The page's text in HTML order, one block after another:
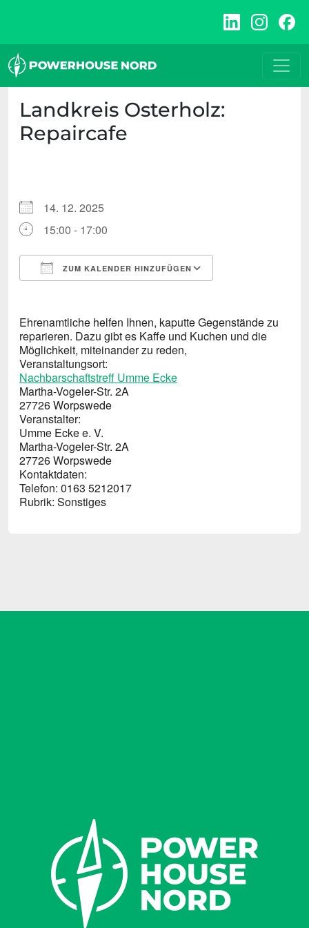
Landkreis Osterholz:
Repaircafe
14. 12. 2025
15:00 - 17:00
ZUM KALENDER HINZUFÜGEN
Ehrenamtliche helfen Ihnen, kaputte Gegenstände zu
reparieren. Dazu gibt es Kaffe und Kuchen und die
Möglichkeit, miteinander zu reden,
Veranstaltungsort:
Nachbarschaftstreff Umme Ecke
Martha-Vogeler-Str. 2A
27726 Worpswede
Veranstalter:
Umme Ecke e. V.
Martha-Vogeler-Str. 2A
27726 Worpswede
Kontaktdaten:
Telefon: 0163 5212017
Rubrik: Sons­ti­ge­s